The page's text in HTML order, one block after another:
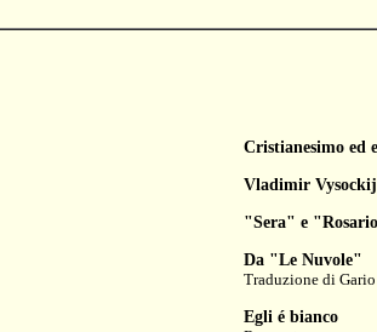
Cristianesimo ed
Vladimir
"Sera" e
Da "Le Nuvole"
Traduzione di
Egli é bianco